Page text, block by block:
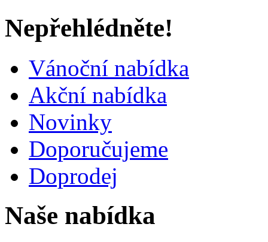
Nepřehlédněte!
Vánoční nabídka
Akční nabídka
Novinky
Doporučujeme
Doprodej
Naše nabídka